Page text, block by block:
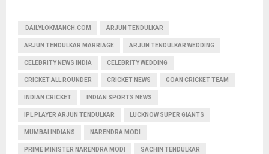
DAILYLOKMANCH.COM ARJUN TENDULKAR
ARJUN TENDULKAR MARRIAGE ARJUN TENDULKAR WEDDING
CELEBRITY NEWS INDIA CELEBRITY WEDDING
CRICKET ALL ROUNDER CRICKET NEWS GOAN CRICKET TEAM
INDIAN CRICKET INDIAN SPORTS NEWS
IPL PLAYER ARJUN TENDULKAR LUCKNOW SUPER GIANTS
MUMBAI INDIANS NARENDRA MODI
PRIME MINISTER NARENDRA MODI SACHIN TENDULKAR